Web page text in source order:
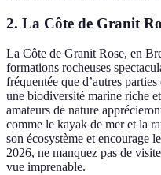
2. La Côte de Granit
La Côte de Granit Rose, en
formations rocheuses
fréquentée que d’autres
une biodiversité marine riche
amateurs de nature
comme le kayak de mer et la
son écosystème et encourage
2026, ne manquez pas de
vue imprenable.